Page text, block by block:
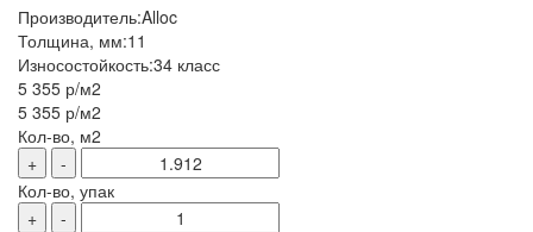
Производитель:Alloc
Толщина, мм:11
Износостойкость:34 класс
5 355 р/м2
5 355 р/м2
Кол-во, м2
+
-
Кол-во, упак
+
-